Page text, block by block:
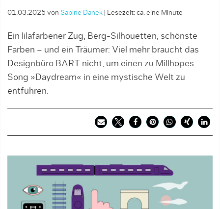
01.03.2025 von Sabine Danek Lesezeit: ca. eine Minute
Ein lilafarbener Zug, Berg-Silhouetten, schönste
Farben – und ein Träumer: Viel mehr braucht das
Designbüro BART nicht, um einen zu Millhopes
Song »Daydream« in eine mystische Welt zu
entführen.